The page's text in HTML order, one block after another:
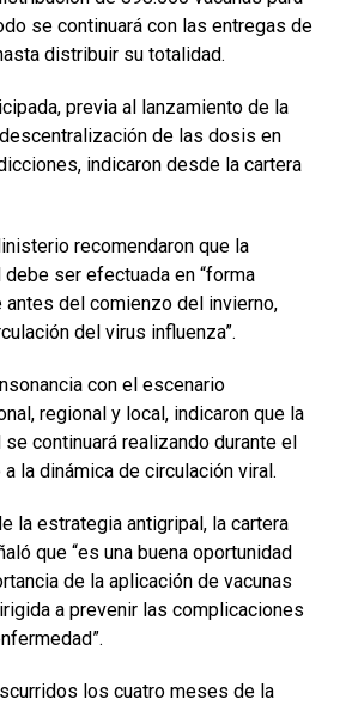
se continuará con las entregas de
distribuir su totalidad.
previa al lanzamiento de la
de las dosis en
indicaron desde la cartera
recomendaron que la
ser efectuada en “forma
antes del comienzo del invierno,
del virus influenza”.
con el escenario
regional y local, indicaron que la
continuará realizando durante el
la dinámica de circulación viral.
la estrategia antigripal, la cartera
que “es una buena oportunidad
de la aplicación de vacunas
a prevenir las complicaciones
los cuatro meses de la